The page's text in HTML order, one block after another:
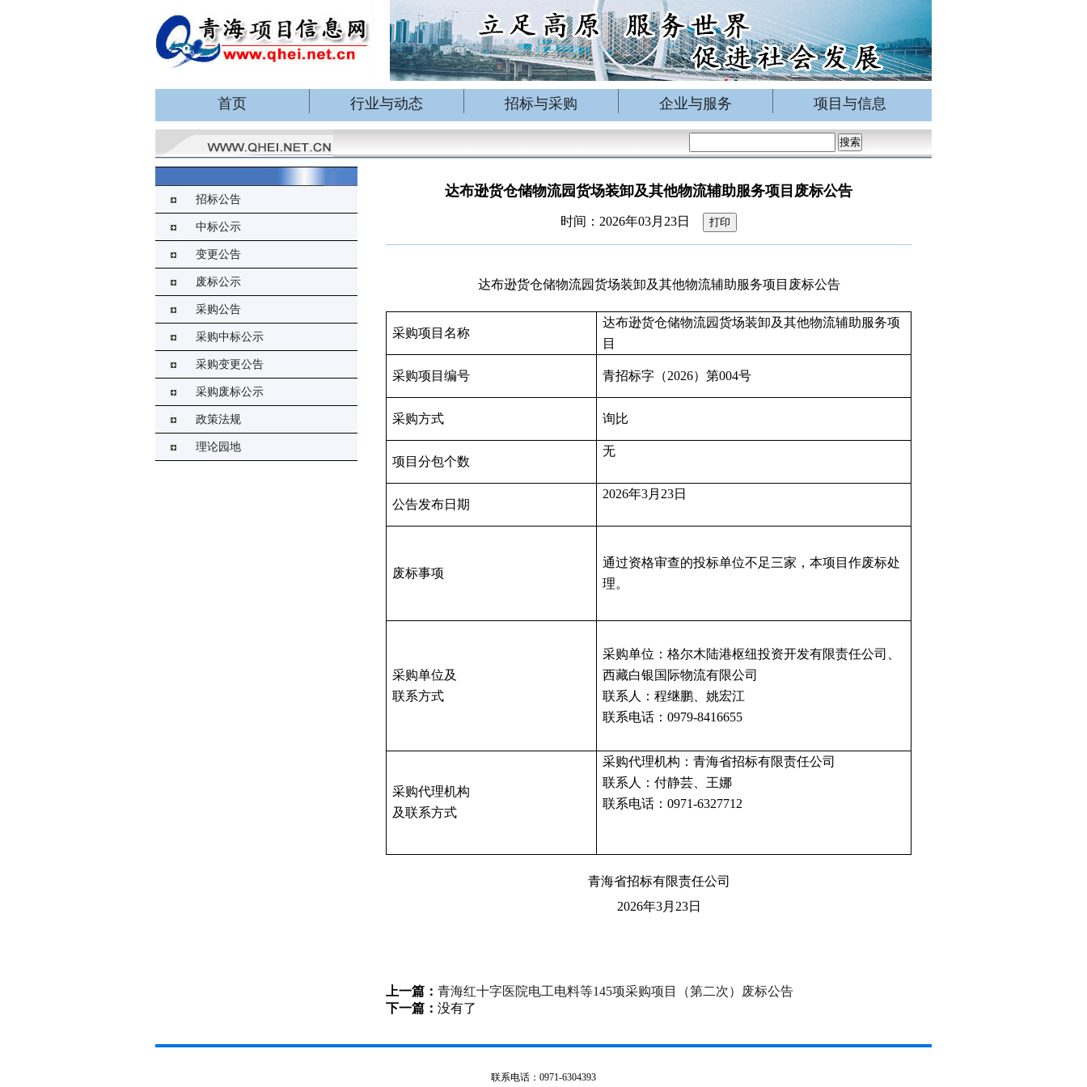
首页 行业与动态 招标与采购 企业与服务 项目与信息
招标公告
中标公示
变更公告
废标公示
采购公告
采购中标公示
采购变更公告
采购废标公示
政策法规
理论园地
达布逊货仓储物流园货场装卸及其他物流辅助服务项目废标公告
时间：2026年03月23日 打印
达布逊货仓储物流园货场装卸及其他物流辅助服务项目 废标公告
采购项目名称
达布逊货仓储物流园货场装卸及其他物流辅助服务项
目
采购项目编号 青招标字（2026）第004号
采购方式 询比
项目分包个数
无
公告发布日期
2026年3月 23日
废标事项
通过资格审查的投标单位不足三家，本项目 作废标处
理。
采购单位及
联系方式
采购单位： 格尔木陆港枢纽投资开发有限责任公司、
西藏白银国际物流有限公司
联系人： 程继鹏
姚宏江
联系电话： 0979-8416655
采购代理机构
及联系方式
采购代理机构：青海省招标有限责任公司
联系人： 付静芸 、王娜
联系电话： 0971-6327712
青海省招标有限责任公司
2026年3月 23日
上一篇： 青海红十字医院电工电料等145项采购项目（第二次）废标公告
下一篇： 没有了
联系电话：0971-6304393